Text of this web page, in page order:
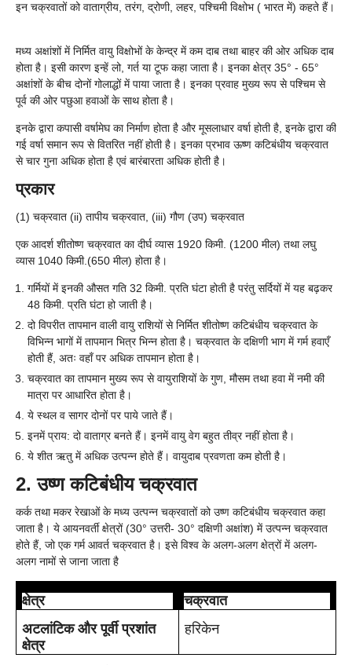
इन चक्रवातों को वाताग्रीय, तरंग, द्रोणी, लहर, पश्चिमी विक्षोभ ( भारत में) कहते हैं।
मध्य अक्षांशों में निर्मित वायु विक्षोभों के केन्द्र में कम दाब तथा बाहर की ओर अधिक दाब
होता है। इसी कारण इन्हें लो, गर्त या टूफ कहा जाता है। इनका क्षेत्र 35° - 65°
अक्षांशों के बीच दोनों गोलाद्धों में पाया जाता है। इनका प्रवाह मुख्य रूप से पश्चिम से
पूर्व की ओर पछुआ हवाओं के साथ होता है।
इनके द्वारा कपासी वर्षामेघ का निर्माण होता है और मूसलाधार वर्षा होती है, इनके द्वारा की
गई वर्षा समान रूप से वितरित नहीं होती है। इनका प्रभाव ऊष्ण कटिबंधीय चक्रवात
से चार गुना अधिक होता है एवं बारंबारता अधिक होती है।
प्रकार
(1) चक्रवात (ii) तापीय चक्रवात, (iii) गौण (उप) चक्रवात
एक आदर्श शीतोष्ण चक्रवात का दीर्घ व्यास 1920 किमी. (1200 मील) तथा लघु
व्यास 1040 किमी.(650 मील) होता है।
गर्मियों में इनकी औसत गति 32 किमी. प्रति घंटा होती है परंतु सर्दियों में यह बढ़कर
48 किमी. प्रति घंटा हो जाती है।
दो विपरीत तापमान वाली वायु राशियों से निर्मित शीतोष्ण कटिबंधीय चक्रवात के
विभिन्न भागों में तापमान भित्र भिन्न होता है। चक्रवात के दक्षिणी भाग में गर्म हवाएँ
होती हैं, अतः वहाँ पर अधिक तापमान होता है।
चक्रवात का तापमान मुख्य रूप से वायुराशियों के गुण, मौसम तथा हवा में नमी की
मात्रा पर आधारित होता है।
ये स्थल व सागर दोनों पर पाये जाते हैं।
इनमें प्राय: दो वाताग्र बनते हैं। इनमें वायु वेग बहुत तीव्र नहीं होता है।
ये शीत ऋतु में अधिक उत्पन्न होते हैं। वायुदाब प्रवणता कम होती है।
2. उष्ण कटिबंधीय चक्रवात
कर्क तथा मकर रेखाओं के मध्य उत्पन्न चक्रवातों को उष्ण कटिबंधीय चक्रवात कहा
जाता है। ये आयनवर्ती क्षेत्रों (30° उत्तरी- 30° दक्षिणी अक्षांश) में उत्पन्न चक्रवात
होते हैं, जो एक गर्म आवर्त चक्रवात है। इसे विश्व के अलग-अलग क्षेत्रों में अलग-
अलग नामों से जाना जाता है
क्षेत्र
चक्रवात
अटलांटिक और पूर्वी प्रशांत
क्षेत्र
हरिकेन